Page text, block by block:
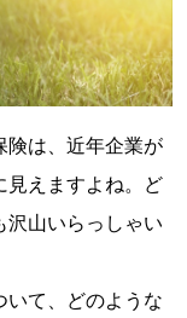
険は、近年企業が
見えますよね。ど
沢山いらっしゃい
いて、どのような